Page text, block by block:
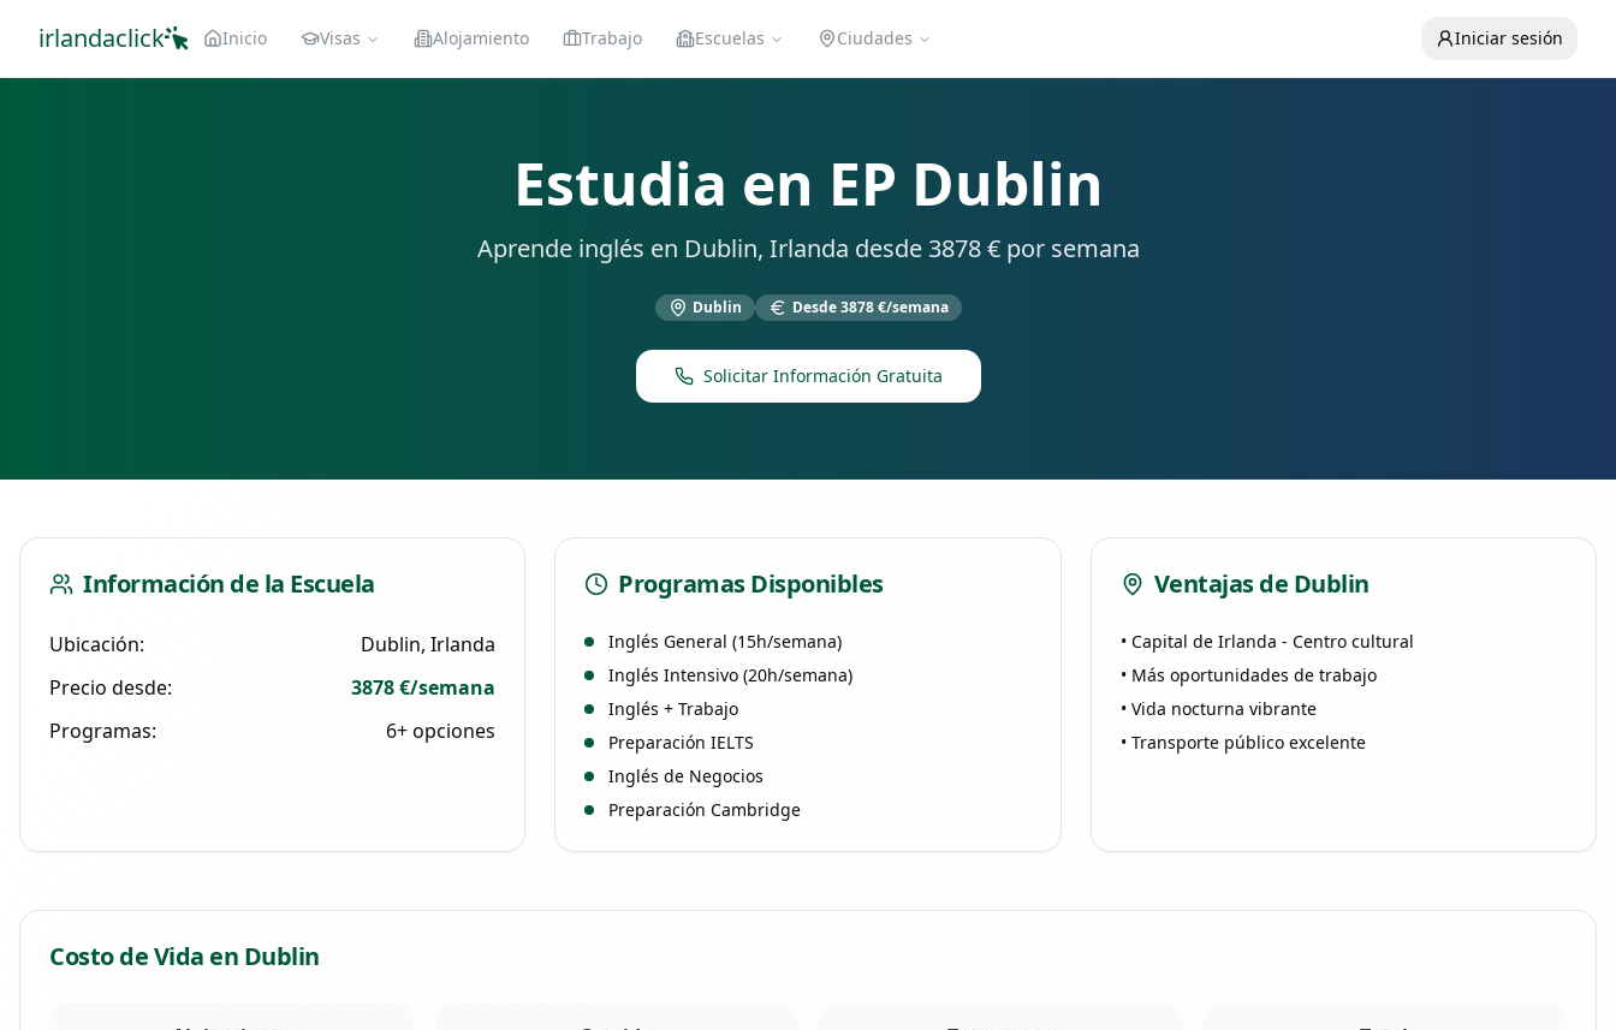
irlandaclick Inicio Visas Alojamiento Trabajo Escuelas Ciudades Iniciar sesión
Estudia en EP Dublin
Aprende inglés en Dublin, Irlanda desde 3878 €por semana
Dublin Desde3878 €/semana
Solicitar Información Gratuita
Información de la Escuela
Ubicación: Dublin, Irlanda
Precio desde:
3878 €/semana
Programas:
6+ opciones
Programas Disponibles
Inglés General (15h/semana)
Inglés Intensivo (20h/semana)
Inglés + Trabajo
Preparación IELTS
Inglés de Negocios
Preparación Cambridge
Ventajas de Dublin
• Capital de Irlanda - Centro cultural
• Más oportunidades de trabajo
• Vida nocturna vibrante
• Transporte público excelente
Costo de Vida en Dublin